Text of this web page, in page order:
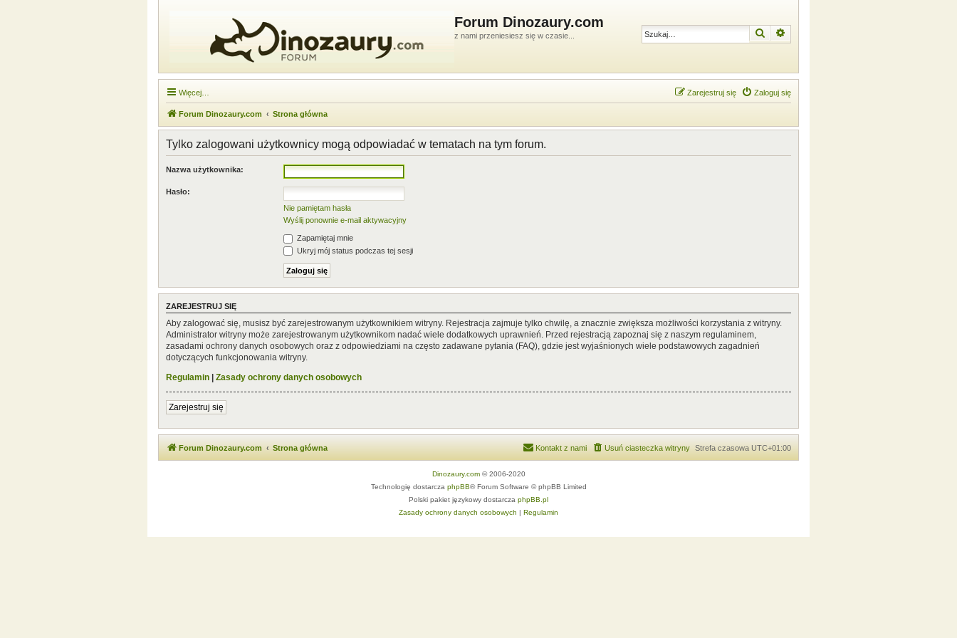
Forum Dinozaury.com
z nami przeniesiesz się w czasie... Szukaj
Więcej… Zaloguj się
Zarejestruj się
Forum Dinozaury.com Strona główna
Tylko zalogowani użytkownicy mogą odpowiadać w tematach na tym forum.
Nazwa użytkownika:
Hasło:
Nie pamiętam hasła
Wyślij ponownie e-mail aktywacyjny
Zapamiętaj mnie
Ukryj mój status podczas tej sesji
ZAREJESTRUJ SIĘ
Aby zalogować się, musisz być zarejestrowanym użytkownikiem witryny. Rejestracja zajmuje tylko chwilę, a znacznie zwiększa możliwości korzystania z witryny.
Administrator witryny może zarejestrowanym użytkownikom nadać wiele dodatkowych uprawnień. Przed rejestracją zapoznaj się z naszym regulaminem,
zasadami ochrony danych osobowych oraz z odpowiedziami na często zadawane pytania (FAQ), gdzie jest wyjaśnionych wiele podstawowych zagadnień
dotyczących funkcjonowania witryny.
Regulamin | Zasady ochrony danych osobowych
Zarejestruj się
Forum Dinozaury.com Strona główna Strefa czasowa UTC+01:00
Usuń ciasteczka witryny
Kontakt z nami
Dinozaury.com© 2006-2020
Technologię dostarcza phpBB® Forum Software © phpBB Limited
Polski pakiet językowy dostarcza phpBB.pl
Zasady ochrony danych osobowych | Regulamin